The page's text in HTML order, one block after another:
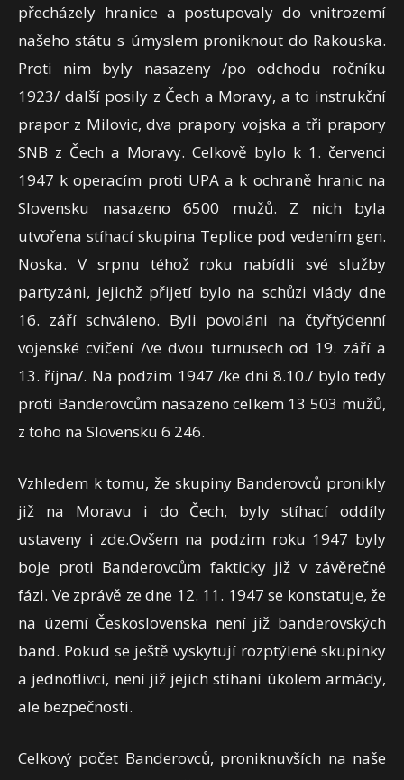
přecházely hranice a postupovaly do vnitrozemí
našeho státu s úmyslem proniknout do Rakouska.
Proti nim byly nasazeny /po odchodu ročníku
1923/ další posily z Čech a Moravy, a to instrukční
prapor z Milovic, dva prapory vojska a tři prapory
SNB z Čech a Moravy. Celkově bylo k 1. červenci
1947 k operacím proti UPA a k ochraně hranic na
Slovensku nasazeno 6500 mužů. Z nich byla
utvořena stíhací skupina Teplice pod vedením gen.
Noska. V srpnu téhož roku nabídli své služby
partyzáni, jejichž přijetí bylo na schůzi vlády dne
16. září schváleno. Byli povoláni na čtyřtýdenní
vojenské cvičení /ve dvou turnusech od 19. září a
13. října/. Na podzim 1947 /ke dni 8.10./ bylo tedy
proti Banderovcům nasazeno celkem 13 503 mužů,
z toho na Slovensku 6 246.
Vzhledem k tomu, že skupiny Banderovců pronikly
již na Moravu i do Čech, byly stíhací oddíly
ustaveny i zde.Ovšem na podzim roku 1947 byly
boje proti Banderovcům fakticky již v závěrečné
fázi. Ve zprávě ze dne 12. 11. 1947 se konstatuje, že
na území Československa není již banderovských
band. Pokud se ještě vyskytují rozptýlené skupinky
a jednotlivci, není již jejich stíhaní úkolem armády,
ale bezpečnosti.
Celkový počet Banderovců, proniknuvších na naše